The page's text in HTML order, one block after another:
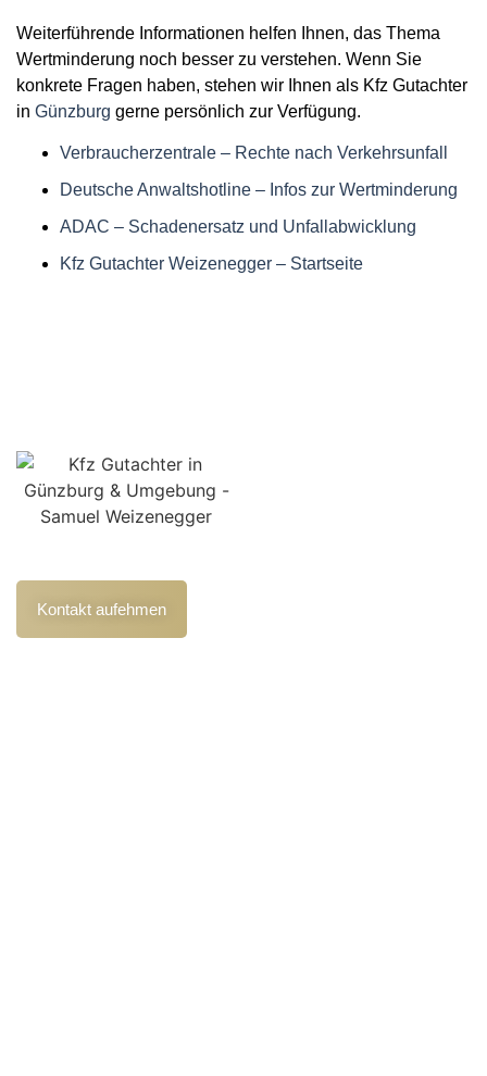
Weiterführende Informationen helfen Ihnen, das Thema
Wertminderung noch besser zu verstehen. Wenn Sie
konkrete Fragen haben, stehen wir Ihnen als Kfz Gutachter
in Günzburg gerne persönlich zur Verfügung.
Verbraucherzentrale – Rechte nach Verkehrsunfall
Deutsche Anwaltshotline – Infos zur Wertminderung
ADAC – Schadenersatz und Unfallabwicklung
Kfz Gutachter Weizenegger – Startseite
Kontakt aufehmen